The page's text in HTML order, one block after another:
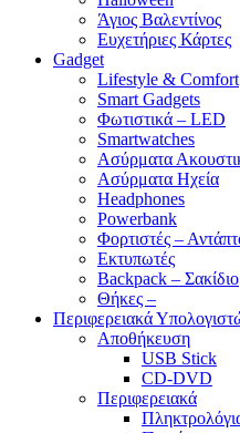
Άγιος Βαλεντίνος
Ευχετήριες Κάρτες
Gadget
Lifestyle & Comfort
Smart Gadgets
Φωτιστικά – LED
Smartwatches
Ασύρματα
Ασύρματα Ηχεία
Headphones
Powerbank
Φορτιστές –
Εκτυπωτές
Backpack – Σακίδιο
Θήκες –
Περιφερειακά
Αποθήκευση
USB Stick
CD-DVD
Περιφερειακά